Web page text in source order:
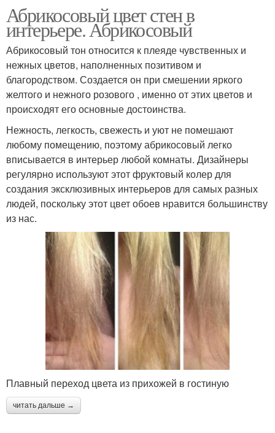
Абрикосовый цвет стен в
интерьере. Абрикосовый
Абрикосовый тон относится к плеяде чувственных и
нежных цветов, наполненных позитивом и
благородством. Создается он при смешении яркого
желтого и нежного розового , именно от этих цветов и
происходят его основные достоинства.
Нежность, легкость, свежесть и уют не помешают
любому помещению, поэтому абрикосовый легко
вписывается в интерьер любой комнаты. Дизайнеры
регулярно используют этот фруктовый колер для
создания эксклюзивных интерьеров для самых разных
людей, поскольку этот цвет обоев нравится большинству
из нас.
Плавный переход цвета из прихожей в гостиную
читать дальше →